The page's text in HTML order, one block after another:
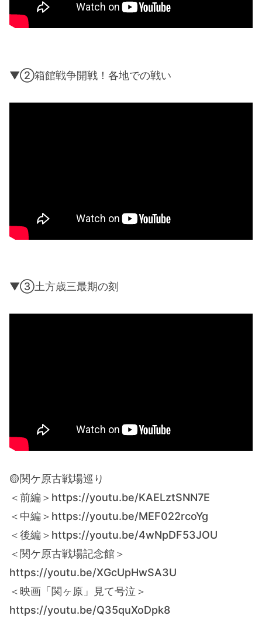
▼②箱館戦争開戦！各地での戦い
▼③土方歳三最期の刻
🟡関ケ原古戦場巡り
＜前編＞https://youtu.be/KAELztSNN7E
＜中編＞https://youtu.be/MEF022rcoYg
＜後編＞https://youtu.be/4wNpDF53JOU
＜関ケ原古戦場記念館＞
https://youtu.be/XGcUpHwSA3U
＜映画「関ヶ原」見て号泣＞
https://youtu.be/Q35quXoDpk8